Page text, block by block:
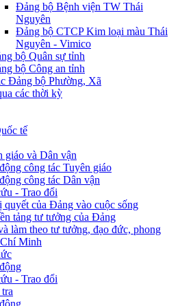
Đảng bộ Bệnh viện TW Thái
Nguyên
Đảng bộ CTCP Kim loại màu Thái
Nguyên - Vimico
bộ Quân sự tỉnh
bộ Công an tỉnh
Đảng bộ Phường, Xã
các thời kỳ
tế
giáo và Dân vận
công tác Tuyên giáo
công tác Dân vận
- Trao đổi
của Đảng vào cuộc sống
tảng tư tưởng của Đảng
làm theo tư tưởng, đạo đức, phong
Minh
- Trao đổi